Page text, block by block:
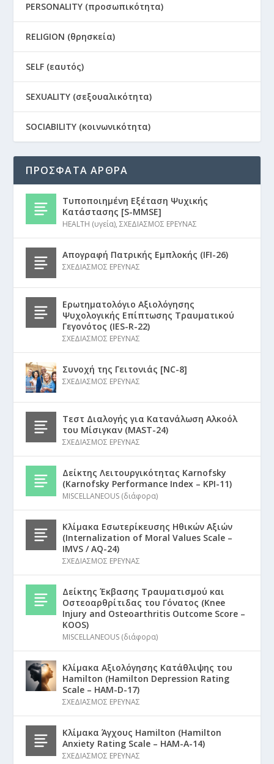
PERSONALITY (προσωπικότητα)
RELIGION (θρησκεία)
SELF (εαυτός)
SEXUALITY (σεξουαλικότητα)
SOCIABILITY (κοινωνικότητα)
ΠΡΟΣΦΑΤΑ ΑΡΘΡΑ
Τυποποιημένη Εξέταση Ψυχικής
Κατάστασης [S-MMSE]
HEALTH (υγεία),ΣΧΕΔΙΑΣΜΟΣ ΕΡΕΥΝΑΣ
Απογραφή Πατρικής Εμπλοκής (IFI-26)
ΣΧΕΔΙΑΣΜΟΣ ΕΡΕΥΝΑΣ
Ερωτηματολόγιο Αξιολόγησης
Ψυχολογικής Επίπτωσης Τραυματικού
Γεγονότος (IES-R-22)
ΣΧΕΔΙΑΣΜΟΣ ΕΡΕΥΝΑΣ
Συνοχή της Γειτονιάς [NC-8]
ΣΧΕΔΙΑΣΜΟΣ ΕΡΕΥΝΑΣ
Τεστ Διαλογής για Κατανάλωση Αλκοόλ
του Μίσιγκαν (MAST-24)
ΣΧΕΔΙΑΣΜΟΣ ΕΡΕΥΝΑΣ
Δείκτης Λειτουργικότητας Karnofsky
(Karnofsky Performance Index – KPI-11)
MISCELLANEOUS (διάφορα)
Κλίμακα Εσωτερίκευσης Ηθικών Αξιών
(Internalization of Moral Values Scale –
IMVS / AQ-24)
ΣΧΕΔΙΑΣΜΟΣ ΕΡΕΥΝΑΣ
Δείκτης Έκβασης Τραυματισμού και
Οστεοαρθρίτιδας του Γόνατος (Knee
Injury and Osteoarthritis Outcome Score –
KOOS)
MISCELLANEOUS (διάφορα)
Κλίμακα Αξιολόγησης Κατάθλιψης του
Hamilton (Hamilton Depression Rating
Scale – HAM-D-17)
ΣΧΕΔΙΑΣΜΟΣ ΕΡΕΥΝΑΣ
Κλίμακα Άγχους Hamilton (Hamilton
Anxiety Rating Scale – HAM-A-14)
ΣΧΕΔΙΑΣΜΟΣ ΕΡΕΥΝΑΣ